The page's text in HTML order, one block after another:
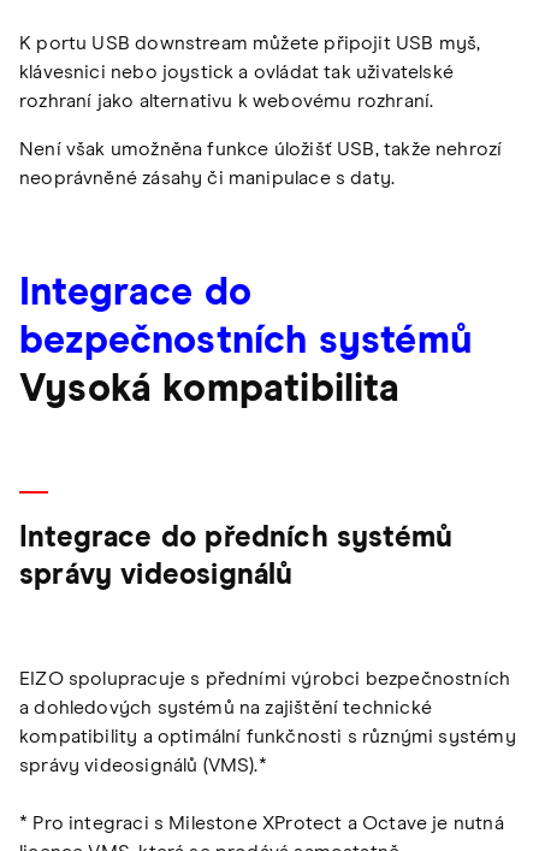
K portu USB downstream můžete připojit USB myš,
klávesnici nebo joystick a ovládat tak uživatelské
rozhraní jako alternativu k webovému rozhraní.
Není však umožněna funkce úložišť USB, takže nehrozí
neoprávněné zásahy či manipulace s daty.
Integrace do
bezpečnostních systémů
Vysoká kompatibilita
Integrace do předních systémů
správy videosignálů
EIZO spolupracuje s předními výrobci bezpečnostních
a dohledových systémů na zajištění technické
kompatibility a optimální funkčnosti s různými systémy
správy videosignálů (VMS).*
* Pro integraci s Milestone XProtect a Octave je nutná